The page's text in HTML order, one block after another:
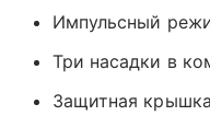
Импульсный
Три насадки в
Защитная